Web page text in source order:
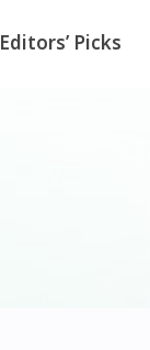
Editors’ Picks